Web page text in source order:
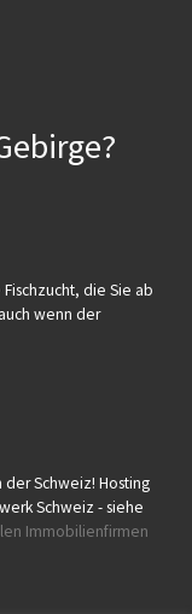
die Sie ab
wenn der
Schweiz! Hosting
Schweiz - siehe
Immobilienfirmen